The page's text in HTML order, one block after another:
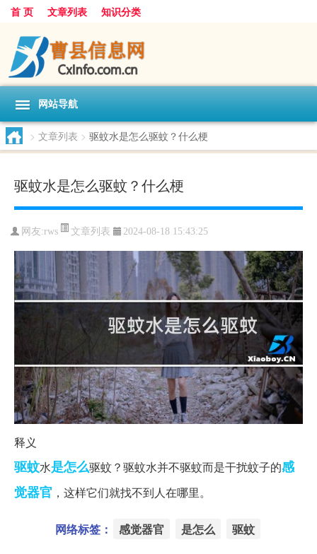
首 页 文章列表 知识分类
网站导航
> 文章列表 > 驱蚊水是怎么驱蚊？什么梗
驱蚊水是怎么驱蚊？什么梗
网友:rws 文章列表 2024-08-18 15:43:25
释义
驱蚊水是怎么驱蚊？驱蚊水并不驱蚊而是干扰蚊子的感
觉器官 ，这样它们就找不到人在哪里。
网络标签： 感觉器官 是怎么 驱蚊